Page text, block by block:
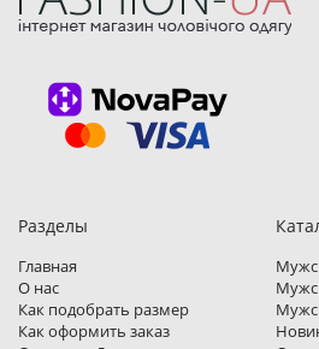
Разделы
Главная
О нас
Как подобрать размер
Как оформить заказ